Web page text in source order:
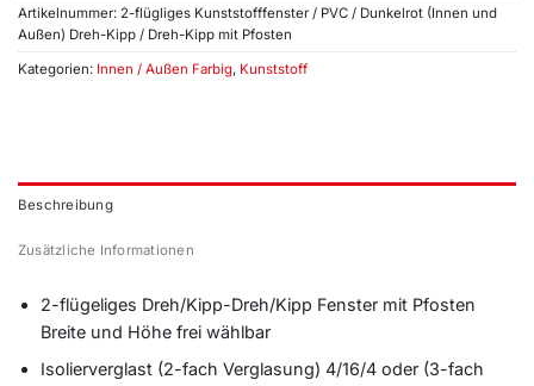
Artikelnummer: 2-flügliges Kunststofffenster / PVC / Dunkelrot (Innen und
Außen) Dreh-Kipp / Dreh-Kipp mit Pfosten
Kategorien: Innen / Außen Farbig, Kunststoff
Beschreibung
Zusätzliche Informationen
2-flügeliges Dreh/Kipp-Dreh/Kipp Fenster mit Pfosten
Breite und Höhe frei wählbar
Isolierverglast (2-fach Verglasung) 4/16/4 oder (3-fach